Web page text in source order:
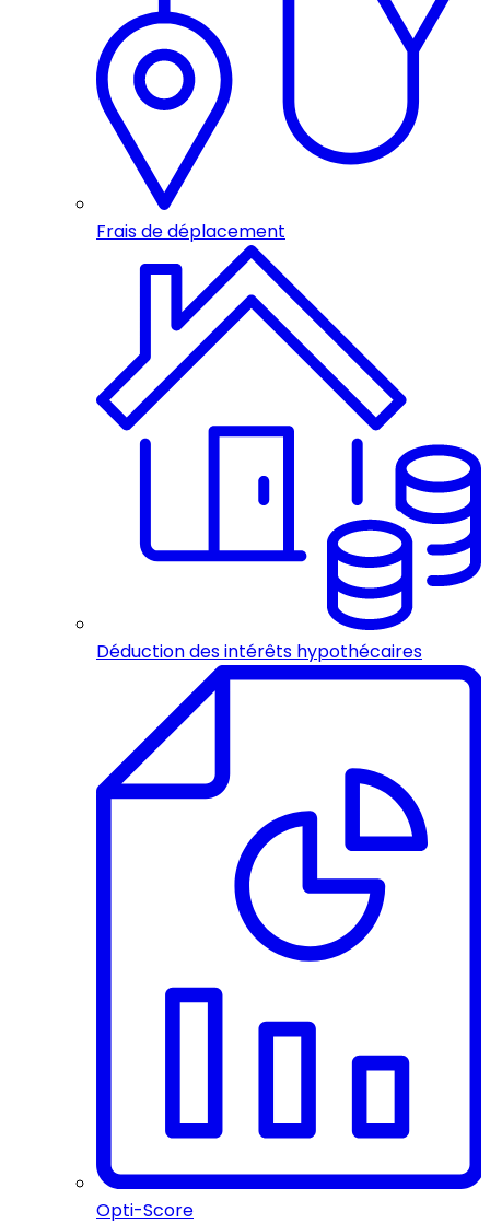
Frais de déplacement
Déduction des intérêts hypothécaires
Opti-Score